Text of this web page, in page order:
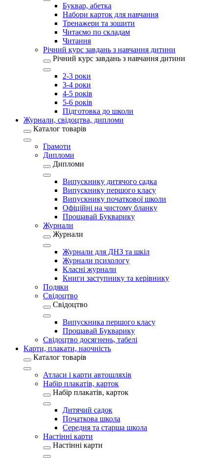
Буквар, абетка
Набори карток для навчання
Тренажери та зошити
Читаємо по складам
Читання
Річний курс завдань з навчання дитини
Річний курс завдань з навчання дитини
2-3 роки
3-4 роки
4-5 років
5-6 років
Підготовка до школи
Журнали, свідоцтва, дипломи
Каталог товарів
Грамоти
Дипломи
Дипломи
Випускнику дитячого садка
Випускнику першого класу
Випускнику початкової школи
Офіційні на чистому бланку
Прощавай Букварику
Журнали
Журнали
Журнали для ДНЗ та шкіл
Журнали психологу
Класні журнали
Книги заступнику та керівнику
Подяки
Свідоцтво
Свідоцтво
Випускника першого класу
Прощавай Букварику
Свідоцтво досягнень, табелі
Карти, плакати, наочність
Каталог товарів
Атласи і карти автошляхів
Набір плакатів, карток
Набір плакатів, карток
Дитячий садок
Початкова школа
Середня та старша школа
Настінні карти
Настінні карти